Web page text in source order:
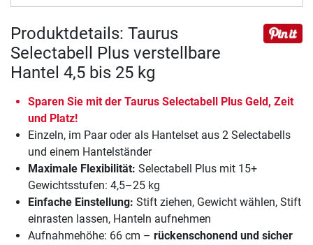
Produktdetails: Taurus
Selectabell Plus verstellbare
Hantel 4,5 bis 25 kg
Sparen Sie mit der Taurus Selectabell Plus Geld, Zeit
und Platz!
Einzeln, im Paar oder als Hantelset aus 2 Selectabells
und einem Hantelständer
Maximale Flexibilität: Selectabell Plus mit 15+
Gewichtsstufen: 4,5–25 kg
Einfache Einstellung: Stift ziehen, Gewicht wählen, Stift
einrasten lassen, Hanteln aufnehmen
Aufnahmehöhe: 66 cm – rückenschonend und sicher